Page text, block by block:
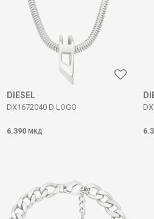
DIESEL
DX1672040 D LOGO
6.390 МКД